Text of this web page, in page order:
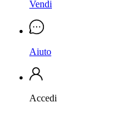
Vendi
Aiuto
Accedi